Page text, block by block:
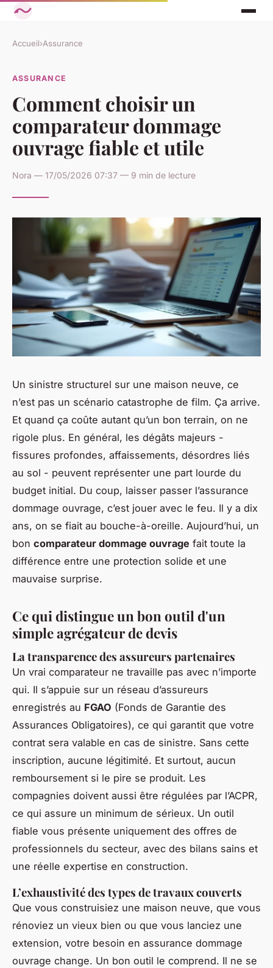
Accueil›Assurance
ASSURANCE
Comment choisir un
comparateur dommage
ouvrage fiable et utile
Nora — 17/05/2026 07:37 — 9 min de lecture
Un sinistre structurel sur une maison neuve, ce
n’est pas un scénario catastrophe de film. Ça arrive.
Et quand ça coûte autant qu’un bon terrain, on ne
rigole plus. En général, les dégâts majeurs -
fissures profondes, affaissements, désordres liés
au sol - peuvent représenter une part lourde du
budget initial. Du coup, laisser passer l’assurance
dommage ouvrage, c’est jouer avec le feu. Il y a dix
ans, on se fiait au bouche-à-oreille. Aujourd’hui, un
bon comparateur dommage ouvrage fait toute la
différence entre une protection solide et une
mauvaise surprise.
Ce qui distingue un bon outil d'un
simple agrégateur de devis
La transparence des assureurs partenaires
Un vrai comparateur ne travaille pas avec n’importe
qui. Il s’appuie sur un réseau d’assureurs
enregistrés au FGAO (Fonds de Garantie des
Assurances Obligatoires), ce qui garantit que votre
contrat sera valable en cas de sinistre. Sans cette
inscription, aucune légitimité. Et surtout, aucun
remboursement si le pire se produit. Les
compagnies doivent aussi être régulées par l’ACPR,
ce qui assure un minimum de sérieux. Un outil
fiable vous présente uniquement des offres de
professionnels du secteur, avec des bilans sains et
une réelle expertise en construction.
L’exhaustivité des types de travaux couverts
Que vous construisiez une maison neuve, que vous
rénoviez un vieux bien ou que vous lanciez une
extension, votre besoin en assurance dommage
ouvrage change. Un bon outil le comprend. Il ne se